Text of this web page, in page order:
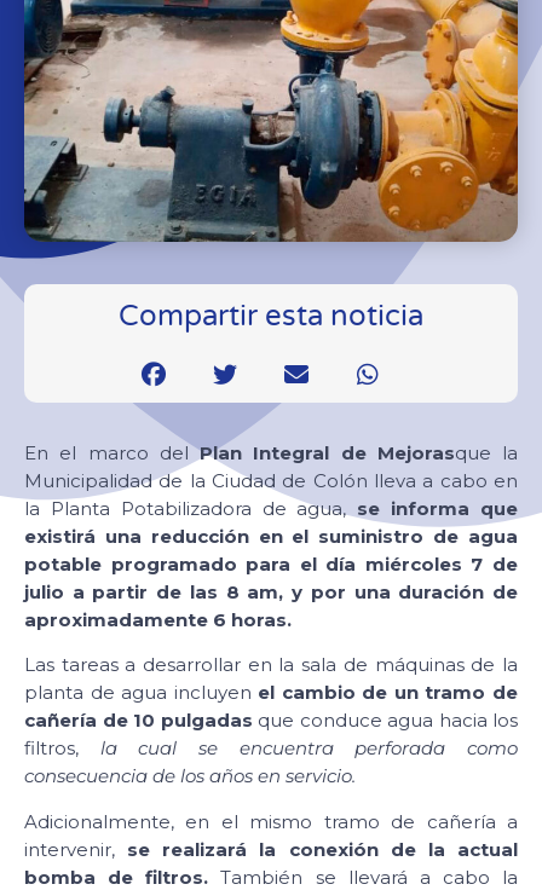
Compartir esta noticia
En el marco delPlan Integral de Mejorasque la
Municipalidad de la Ciudad de Colón lleva a cabo en
la Planta Potabilizadora de agua, se informa que
existirá una reducción en el suministro de agua
potable programado para el día miércoles 7 de
julio a partir de las 8 am, y por una duración de
aproximadamente 6 horas.
Las tareas a desarrollar en la sala de máquinas de la
planta de agua incluyen el cambio de un tramo de
cañería de 10 pulgadas que conduce agua hacia los
filtros, la cual se encuentra perforada como
consecuencia de los años en servicio.
Adicionalmente, en el mismo tramo de cañería a
intervenir, se realizará la conexión de la actual
bomba de filtros. También se llevará a cabo la